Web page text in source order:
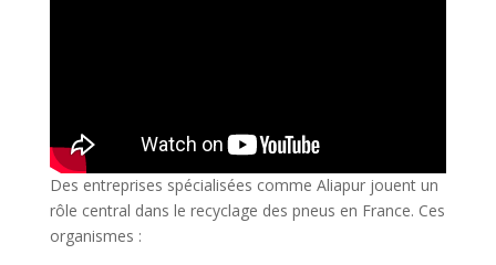
Des entreprises spécialisées comme Aliapur jouent un
rôle central dans le recyclage des pneus en France. Ces
organismes :